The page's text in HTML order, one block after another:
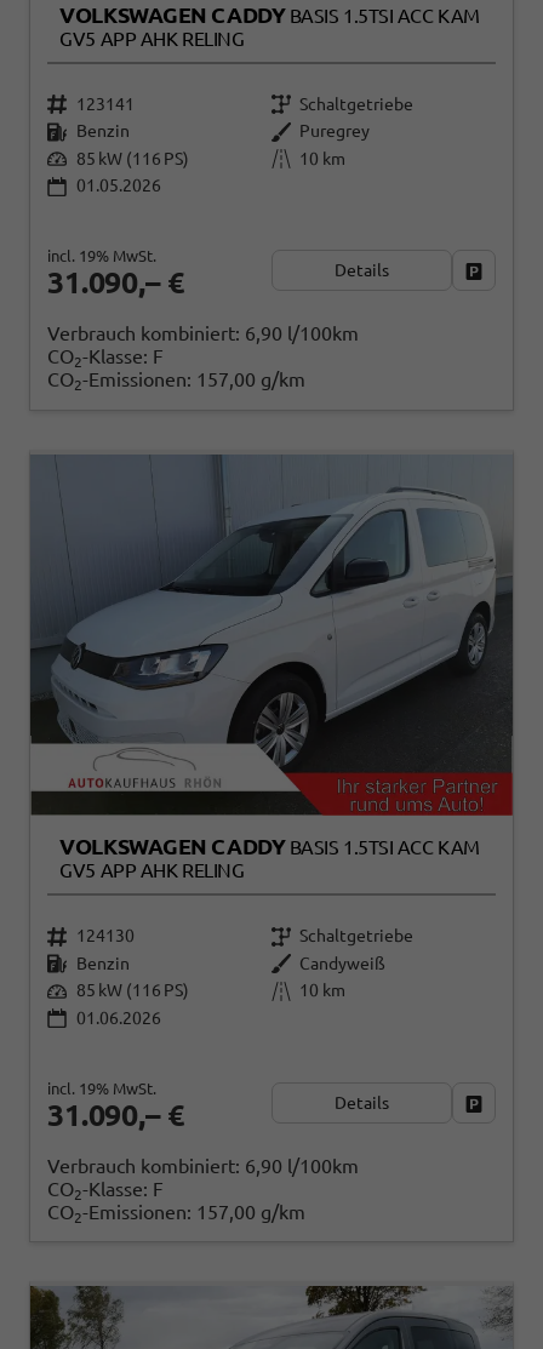
VOLKSWAGEN CADDY BASIS 1.5TSI ACC KAM
GV5 APP AHK RELING
123141
Schaltgetriebe
Benzin
Puregrey
85 kW (116 PS)
10 km
01.05.2026
31.090,– €
incl. 19% MwSt.
Details
Verbrauch kombiniert: 6,90 l/100km
CO2-Klasse: F
CO2-Emissionen: 157,00 g/km
VOLKSWAGEN CADDY BASIS 1.5TSI ACC KAM
GV5 APP AHK RELING
124130
Schaltgetriebe
Benzin
Candyweiß
85 kW (116 PS)
10 km
01.06.2026
31.090,– €
incl. 19% MwSt.
Details
Verbrauch kombiniert: 6,90 l/100km
CO2-Klasse: F
CO2-Emissionen: 157,00 g/km